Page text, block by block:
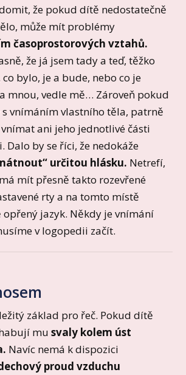
že pokud dítě nedostatečně
může mít problémy
časoprostorových vztahů.
že já jsem tady a teď, těžko
bylo, je a bude, nebo co je
mnou, vedle mě… Zároveň pokud
vnímáním vlastního těla, patrně
ani jeho jednotlivé části
Dalo by se říci, že nedokáže
určitou hlásku. Netrefí,
mít přesně takto rozevřené
rty a na tomto místě
jazyk. Někdy je vnímání
v logopedii začít.
základ pro řeč. Pokud dítě
musvaly kolem úst
Navíc nemá k dispozici
proud vzduchu